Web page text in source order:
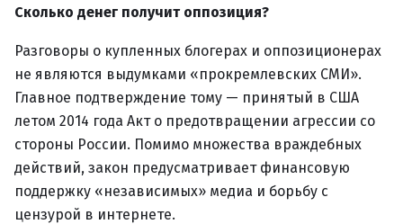
Сколько денег получит оппозиция?
Разговоры о купленных блогерах и оппозиционерах
не являются выдумками «прокремлевских СМИ».
Главное подтверждение тому — принятый в США
летом 2014 года Акт о предотвращении агрессии со
стороны России. Помимо множества враждебных
действий, закон предусматривает финансовую
поддержку «независимых» медиа и борьбу с
цензурой в интернете.